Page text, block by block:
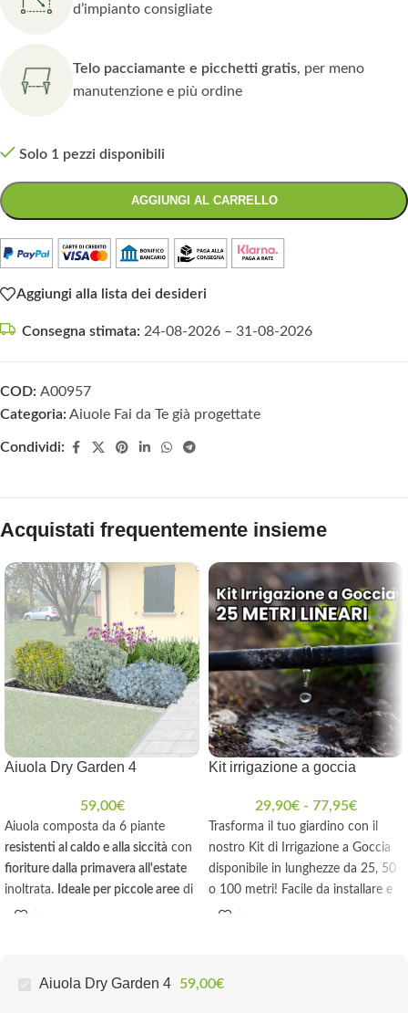
d’impianto consigliate
Telo pacciamante e picchetti gratis, per meno
manutenzione e più ordine
Solo 1 pezzi disponibili
AGGIUNGI AL CARRELLO
Aggiungi alla lista dei desideri
Consegna stimata: 24-08-2026 – 31-08-2026
COD: A00957
Categoria: Aiuole Fai da Te già progettate
Condividi:
Acquistati frequentemente insieme
Aiuola Dry Garden 4
59,00€
Aiuola composta da 6 piante
resistenti al caldo e alla siccità con
fioriture dalla primavera all'estate
inoltrata. Ideale per piccole aree di
3-5mq, bassa manutenzione,
Piante abbinate con
Kit irrigazione a goccia
29,90€ - 77,95€
Trasforma il tuo giardino con il
nostro Kit di Irrigazione a Goccia
disponibile in lunghezze da 25, 50
o 100 metri! Facile da installare e
completo di tutti i componenti
Aiuola Dry Garden 4 59,00€